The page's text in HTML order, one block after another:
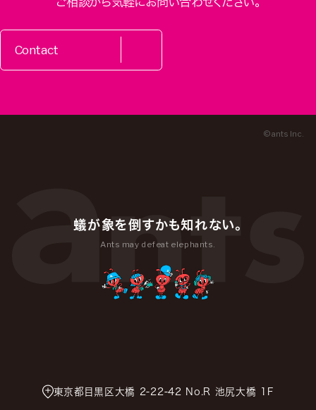
Contact
蟻が象を倒すかも知れない。
Ants may defeat elephants.
東京都目黒区大橋 2-22-42 No.R 池尻大橋 1F
© ants Inc.